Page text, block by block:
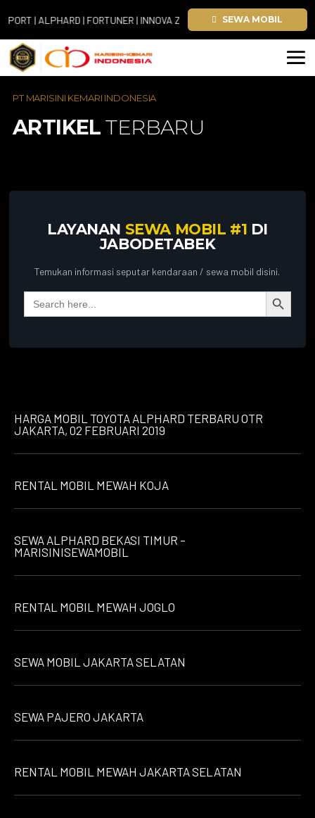
| ALPHARD | FORTUNER | INNOVA ZENIX | HIACESEWA MOBIL
PT MARISINI KEMARI INDONESIA
ARTIKEL TERBARU
LAYANAN SEWA MOBIL #1 DI
JABODETABEK
Temukan informasi seputar kendaraan / sewa mobil disini.
Search
for:
Search Button
HARGA MOBIL TOYOTA ALPHARD TERBARU OTR
JAKARTA, 02 FEBRUARI 2019
RENTAL MOBIL MEWAH KOJA
SEWA ALPHARD BEKASI TIMUR –
MARISINISEWAMOBIL
RENTAL MOBIL MEWAH JOGLO
SEWA MOBIL JAKARTA SELATAN
SEWA PAJERO JAKARTA
RENTAL MOBIL MEWAH JAKARTA SELATAN